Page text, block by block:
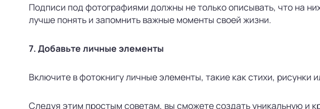
Подписи под фотографиями должны не только описывать, что на
лучше понять и запомнить важные моменты своей жизни.
7. Добавьте личные элементы
Включите в фотокнигу личные элементы, такие как стихи,
Следуя этим простым советам, вы сможете создать уникальную и